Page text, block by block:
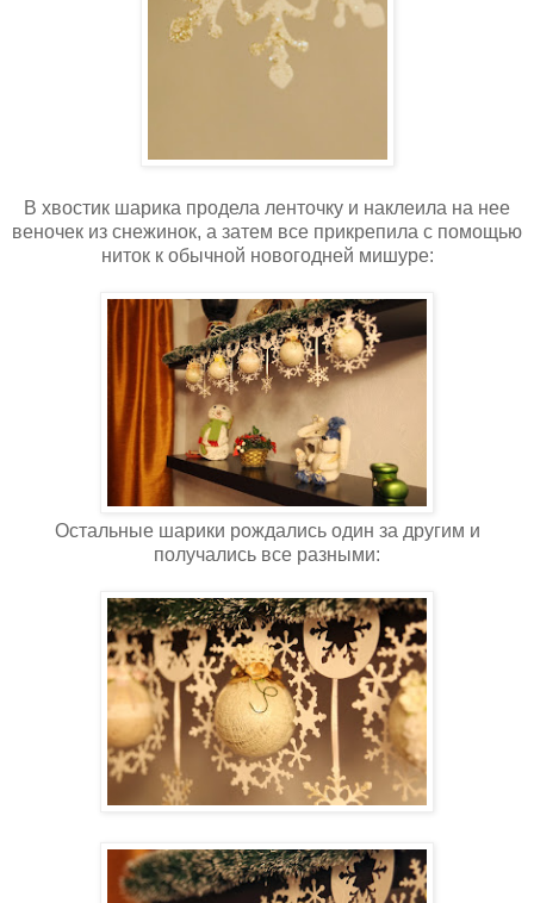
В хвостик шарика продела ленточку и наклеила на нее
веночек из снежинок, а затем все прикрепила с помощью
ниток к обычной новогодней мишуре:
Остальные шарики рождались один за другим и
получались все разными: